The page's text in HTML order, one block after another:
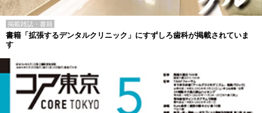
掲載雑誌・書籍
書籍「拡張するデンタルクリニック」にすずしろ歯科が掲載されていま
す